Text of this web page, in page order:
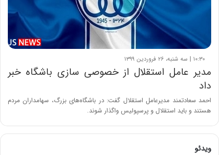
۱۰:۳۰ | سه شنبه، ۲۶ فروردین ۱۳۹۹
مدیر عامل استقلال از خصوصی سازی باشگاه خبر
داد
احمد سعادتمند مدیرعامل استقلال گفت: در باشگاه‌های بزرگ، سهامداران مردم
هستند و باید استقلال و پرسپولیس واگذار شوند.
ویدئو